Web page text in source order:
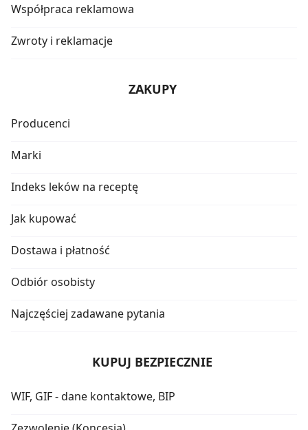
Współpraca reklamowa
Zwroty i reklamacje
ZAKUPY
Producenci
Marki
Indeks leków na receptę
Jak kupować
Dostawa i płatność
Odbiór osobisty
Najczęściej zadawane pytania
KUPUJ BEZPIECZNIE
WIF, GIF - dane kontaktowe, BIP